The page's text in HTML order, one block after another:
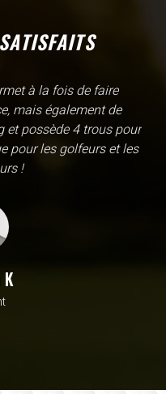
son nom l'indique est
exceptionnel. il y a
sur tapis mais aussi
chipping, les bumqers...
Il n'y a pas assez
site